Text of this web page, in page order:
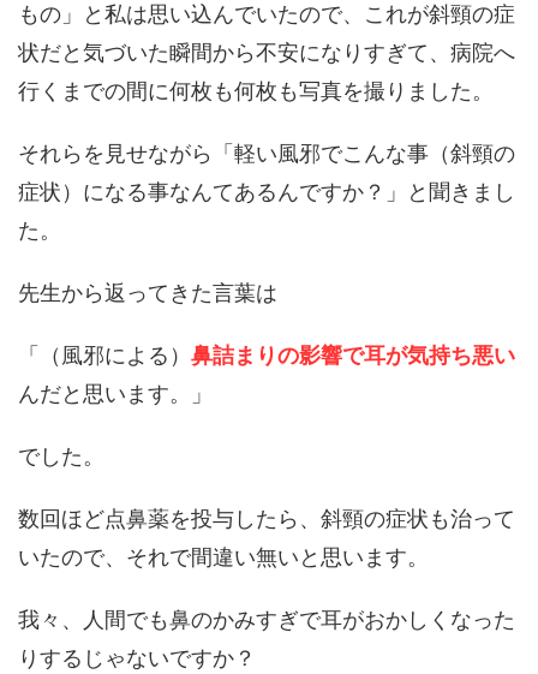
もの」と私は思い込んでいたので、これが斜頸の症
状だと気づいた瞬間から不安になりすぎて、病院へ
行くまでの間に何枚も何枚も写真を撮りました。
それらを見せながら「軽い風邪でこんな事（斜頸の
症状）になる事なんてあるんですか？」と聞きまし
た。
先生から返ってきた言葉は
「（風邪による） 鼻詰まりの影響で耳が気持ち悪い
んだと思います。」
でした。
数回ほど点鼻薬を投与したら、斜頸の症状も治って
いたので、それで間違い無いと思います。
我々、人間でも鼻のかみすぎで耳がおかしくなった
りするじゃないですか？